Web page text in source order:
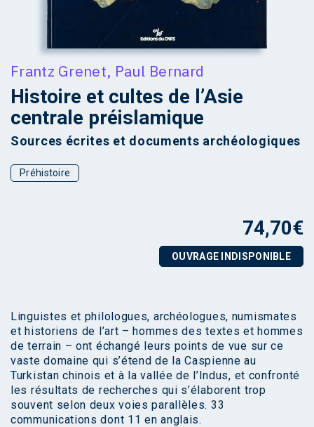
Frantz Grenet, Paul Bernard
Histoire et cultes de l’Asie
centrale préislamique
Sources écrites et documents archéologiques
Préhistoire
74,70€
OUVRAGE INDISPONIBLE
Linguistes et philologues, archéologues, numismates
et historiens de l’art – hommes des textes et hommes
de terrain – ont échangé leurs points de vue sur ce
vaste domaine qui s’étend de la Caspienne au
Turkistan chinois et à la vallée de l’Indus, et confronté
les résultats de recherches qui s’élaborent trop
souvent selon deux voies parallèles. 33
communications dont 11 en anglais.